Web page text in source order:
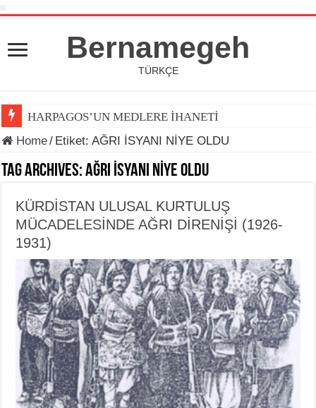
Bernamegeh
TÜRKÇE
HARPAGOS’UN MEDLERE İHANETİ
Home/ Etiket:AĞRI İSYANI NİYE OLDU
Tag Archives:AĞRI İSYANI NİYE OLDU
KÜRDİSTAN ULUSAL KURTULUŞ
MÜCADELESİNDE AĞRI DİRENİŞİ (1926-
1931)